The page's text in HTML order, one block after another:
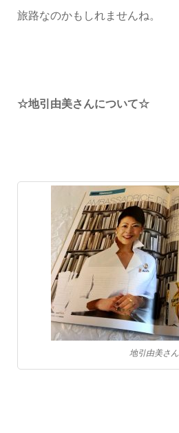
旅路なのかもしれませんね。
☆地引由美さんについて☆
地引由美さん